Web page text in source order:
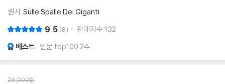
원서 Sulle Spalle Dei Giganti
9.5 8 판매지수 132
베스트 인문 top100 2주
28,000원